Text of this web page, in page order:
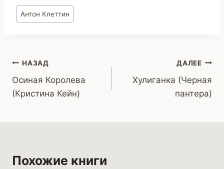
Метки
записи:
Антон Клеттин
Навигация
по
записям
НАЗАД
Осиная Королева
(Кристина Кейн)
ДАЛЕЕ
Хулиганка (Черная
пантера)
Похожие книги